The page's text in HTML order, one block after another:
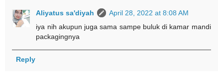
Aliyatus sa'diyah
April 28, 2022 at 8:08 AM
iya nih akupun juga sama sampe buluk di kamar mandi
packagingnya
Reply